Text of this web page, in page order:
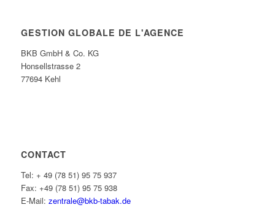
GESTION GLOBALE DE L'AGENCE
BKB GmbH & Co. KG
Honsellstrasse 2
77694 Kehl
CONTACT
Tel: + 49 (78 51) 95 75 937
Fax: +49 (78 51) 95 75 938
E-Mail: zentrale@bkb-tabak.de